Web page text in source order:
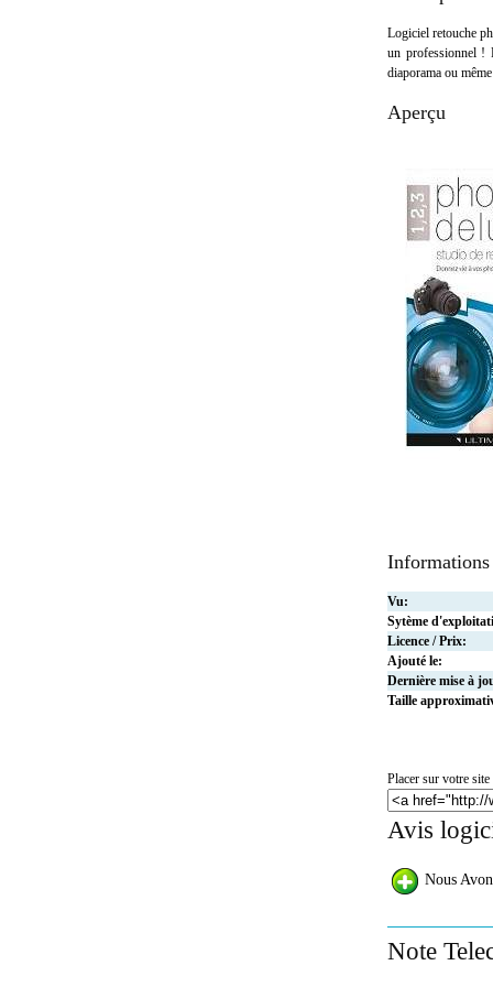
Logiciel retouche
un professionnel !
diaporama ou
Aperçu
Vu:
Sytème
Licence / Prix:
Ajouté le:
Dernière mise à
Taille
Placer sur votre site
Avis
Nous
Note